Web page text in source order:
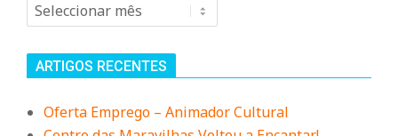
ARTIGOS RECENTES
Oferta Emprego – Animador Cultural